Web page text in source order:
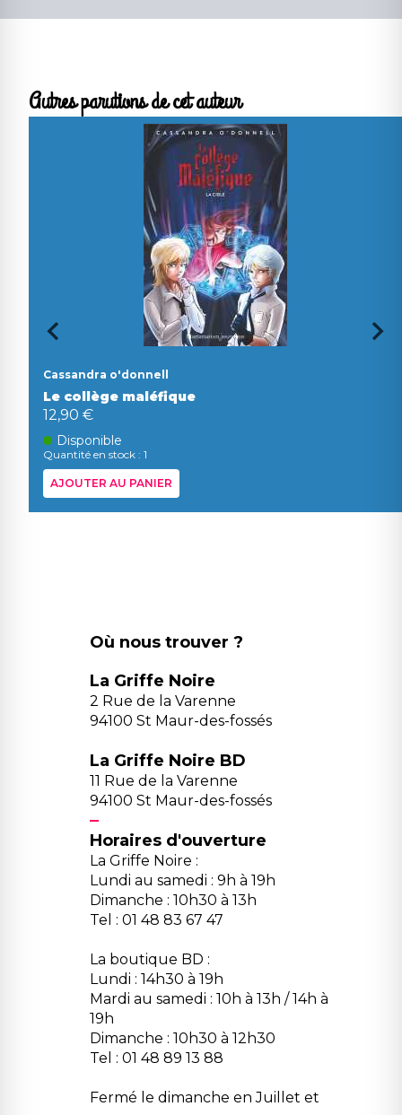
Autres parutions de cet auteur
Cassandra o'donnell
Le collège maléfique
12,90 €
Disponible
Quantité en stock : 1
AJOUTER AU PANIER
Où nous trouver ?
La Griffe Noire
2 Rue de la Varenne
94100 St Maur-des-fossés
La Griffe Noire BD
11 Rue de la Varenne
94100 St Maur-des-fossés
Horaires d'ouverture
La Griffe Noire :
Lundi au samedi : 9h à 19h
Dimanche : 10h30 à 13h
Tel : 01 48 83 67 47
La boutique BD :
Lundi : 14h30 à 19h
Mardi au samedi : 10h à 13h / 14h à
19h
Dimanche : 10h30 à 12h30
Tel : 01 48 89 13 88
Fermé le dimanche en Juillet et